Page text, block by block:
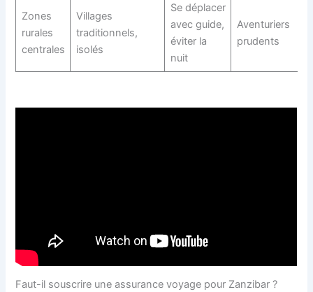
Zones
rurales
centrales
Villages
traditionnels,
isolés
Se déplacer
avec guide,
éviter la
nuit
Aventuriers
prudents
Faut-il souscrire une assurance voyage pour Zanzibar ?